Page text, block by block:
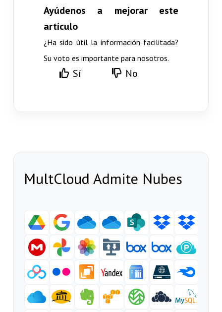
Ayúdenos a mejorar este
artículo
¿Ha sido útil la información facilitada?
Su voto es importante para nosotros.
Sí No
MultCloud Admite Nubes